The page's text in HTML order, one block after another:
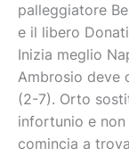
palleggiatore
e il libero
Inizia meglio
Ambrosio deve
(2-7). Orto
infortunio e
comincia a